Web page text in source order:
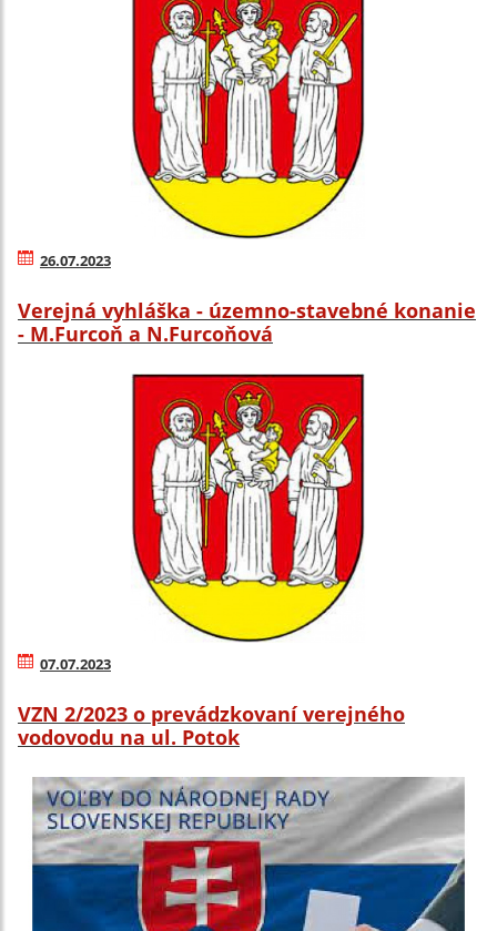
26.07.2023
Verejná vyhláška - územno-stavebné konanie
- M.Furcoň a N.Furcoňová
07.07.2023
VZN 2/2023 o prevádzkovaní verejného
vodovodu na ul. Potok